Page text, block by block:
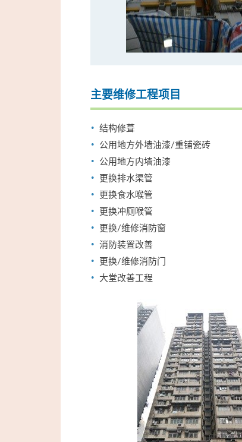
主要维修工程项目
结构修葺
公用地方外墙油漆/重铺瓷砖
公用地方内墙油漆
更换排水渠管
更换食水喉管
更换冲厕喉管
更换/维修消防窗
消防装置改善
更换/维修消防门
大堂改善工程